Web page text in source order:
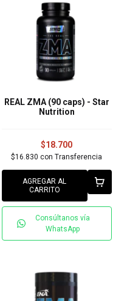
REAL ZMA (90 caps) - Star
Nutrition
$18.700
$16.830con Transferencia
AGREGAR AL
CARRITO
Consúltanos vía
WhatsApp